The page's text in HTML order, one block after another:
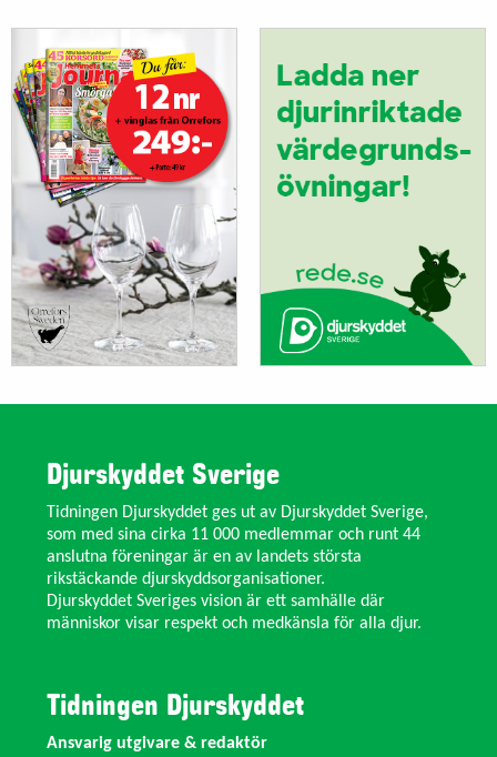
Djurskyddet Sverige
Tidningen Djurskyddet ges ut av Djurskyddet Sverige,
som med sina cirka 11 000 medlemmar och runt 44
anslutna föreningar är en av landets största
rikstäckande djurskyddsorganisationer.
Djurskyddet Sveriges vision är ett samhälle där
människor visar respekt och medkänsla för alla djur.
Tidningen Djurskyddet
Ansvarig utgivare & redaktör